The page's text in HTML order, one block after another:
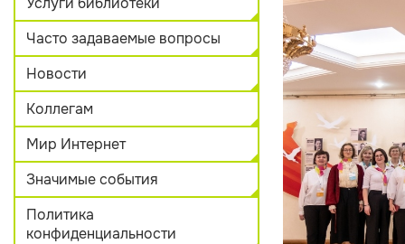
Часто задаваемые вопросы
Новости
Коллегам
Мир Интернет
Значимые события
Политика
конфиденциальности